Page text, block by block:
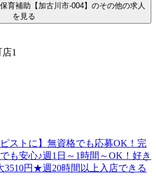
育補助【加古川市-004】のその他の求人
を見る
1
ストに】無資格でも応募OK！完
も安心♪週1日～1時間～OK！好き
3510円★週20時間以上入店できる